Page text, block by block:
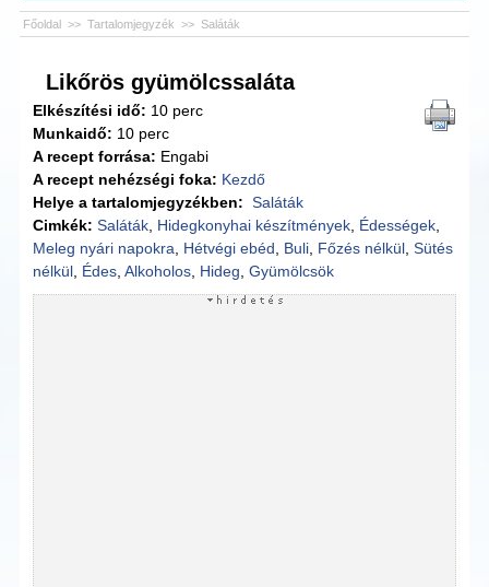
Főoldal >> Tartalomjegyzék >> Saláták
Likőrös gyümölcssaláta
Elkészítési idő: 10 perc
Munkaidő: 10 perc
A recept forrása: Engabi
A recept nehézségi foka: Kezdő
Helye a tartalomjegyzékben: Saláták
Cimkék: Saláták Hidegkonyhai készítmények Édességek
Meleg nyári napokra
Hétvégi ebéd Buli Főzés nélkül ,Sütés
nélkül Édes ,Alkoholos Hideg ,Gyümölcsök